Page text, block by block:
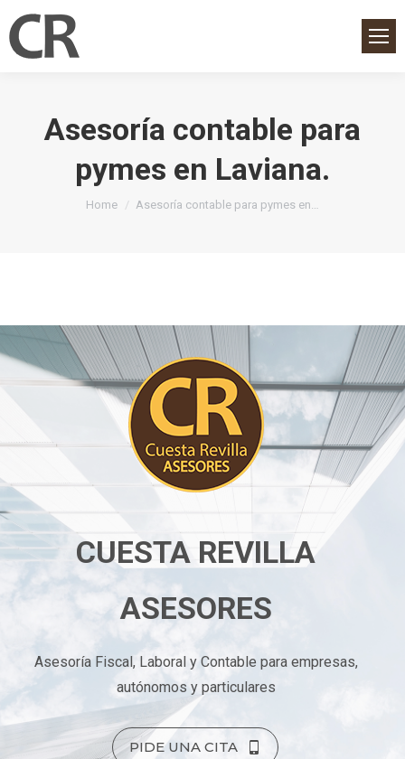
Asesoría contable para
pymes en Laviana.
You are here:
Home Asesoría contable para pymes en…
CUESTA REVILLA
ASESORES
Asesoría Fiscal, Laboral y Contable para empresas,
autónomos y particulares
PIDE UNA CITA